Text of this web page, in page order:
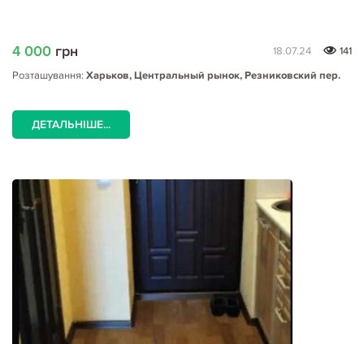
4 000 грн 18.07.24
141
Розташування: Харьков, Центральный рынок, Резниковский пер.
ДЕТАЛЬНІШЕ...